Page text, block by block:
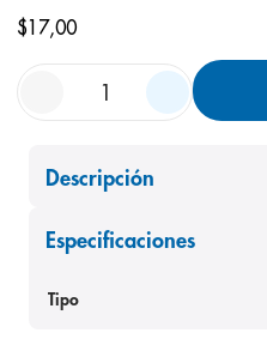
$17,00
Descripción
Especificaciones
Tipo
2.
3. eucerin
cerave
6. shampoo
bioderma
9.